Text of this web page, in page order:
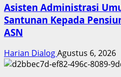
Asisten Administrasi
Santunan Kepada
ASN
Harian DialogAgustus 6, 2026